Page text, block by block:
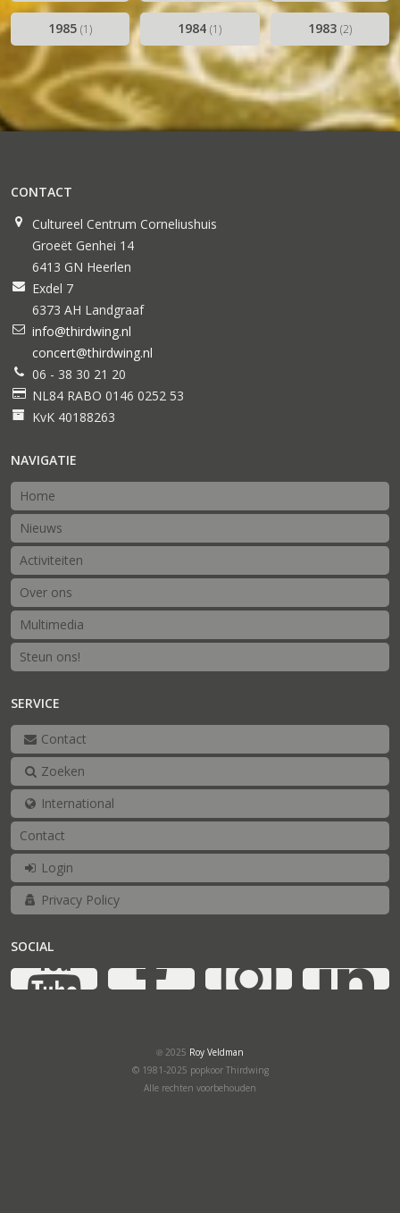
1985(1) 1984(1) 1983 (2)
CONTACT
Cultureel Centrum Corneliushuis
Groeët Genhei 14
6413 GN Heerlen
Exdel 7
6373 AH Landgraaf
info@thirdwing.nl
concert@thirdwing.nl
06 - 38 30 21 20
NL84 RABO 0146 0252 53
KvK 40188263
NAVIGATIE
Home
Nieuws
Activiteiten
Over ons
Multimedia
Steun ons!
SERVICE
Contact
Zoeken
International
Contact
Login
Privacy Policy
SOCIAL
YouTube
℗ 2025 Roy Veldman
© 1981-2025 popkoor Thirdwing
Alle rechten voorbehouden